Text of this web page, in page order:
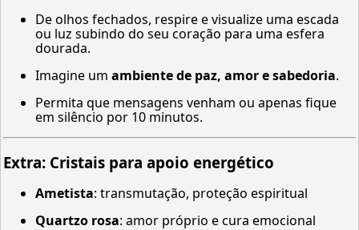
De olhos fechados, respire e visualize uma escada
ou luz subindo do seu coração para uma esfera
dourada.
Imagine um ambiente de paz, amor e sabedoria.
Permita que mensagens venham ou apenas fique
em silêncio por 10 minutos.
Extra: Cristais para apoio energético
Ametista: transmutação, proteção espiritual
Quartzo rosa: amor próprio e cura emocional